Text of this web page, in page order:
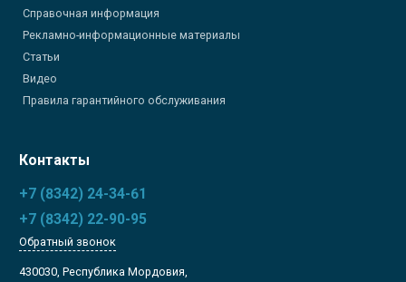
Справочная информация
Рекламно-информационные материалы
Статьи
Видео
Правила гарантийного обслуживания
Контакты
+7 (8342) 24-34-61
+7 (8342) 22-90-95
Обратный звонок
430030, Республика Мордовия,